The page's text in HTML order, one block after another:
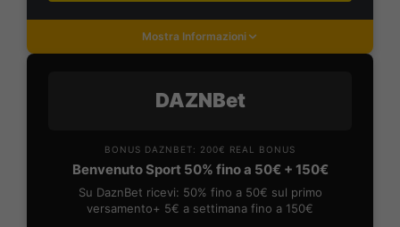
Mostra Informazioni
DAZNBet
BONUS DAZNBET: 200€ REAL BONUS
Benvenuto Sport 50% fino a 50€ + 150€
Su DaznBet ricevi: 50% fino a 50€ sul primo
versamento+ 5€ a settimana fino a 150€